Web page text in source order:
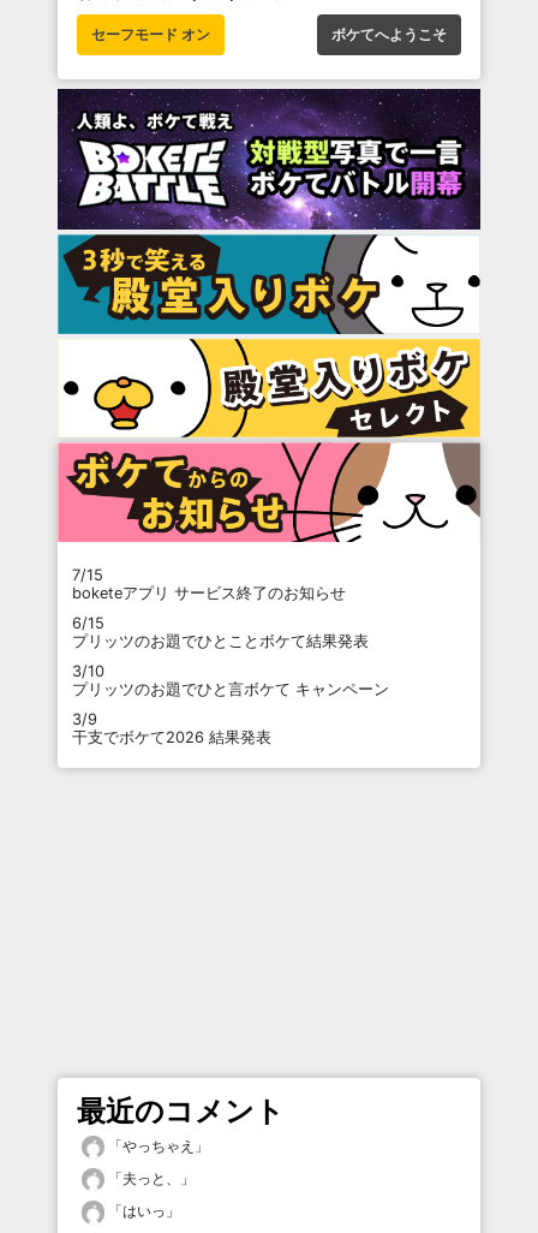
セーフモード オン ボケてへようこそ
7/15
boketeアプリ サービス終了のお知らせ
6/15
プリッツのお題でひとことボケて結果発表
3/10
プリッツのお題でひと言ボケて キャンペーン
3/9
干支でボケて2026 結果発表
最近のコメント
「やっちゃえ 」
「夫っと、
」
「はいっ 」